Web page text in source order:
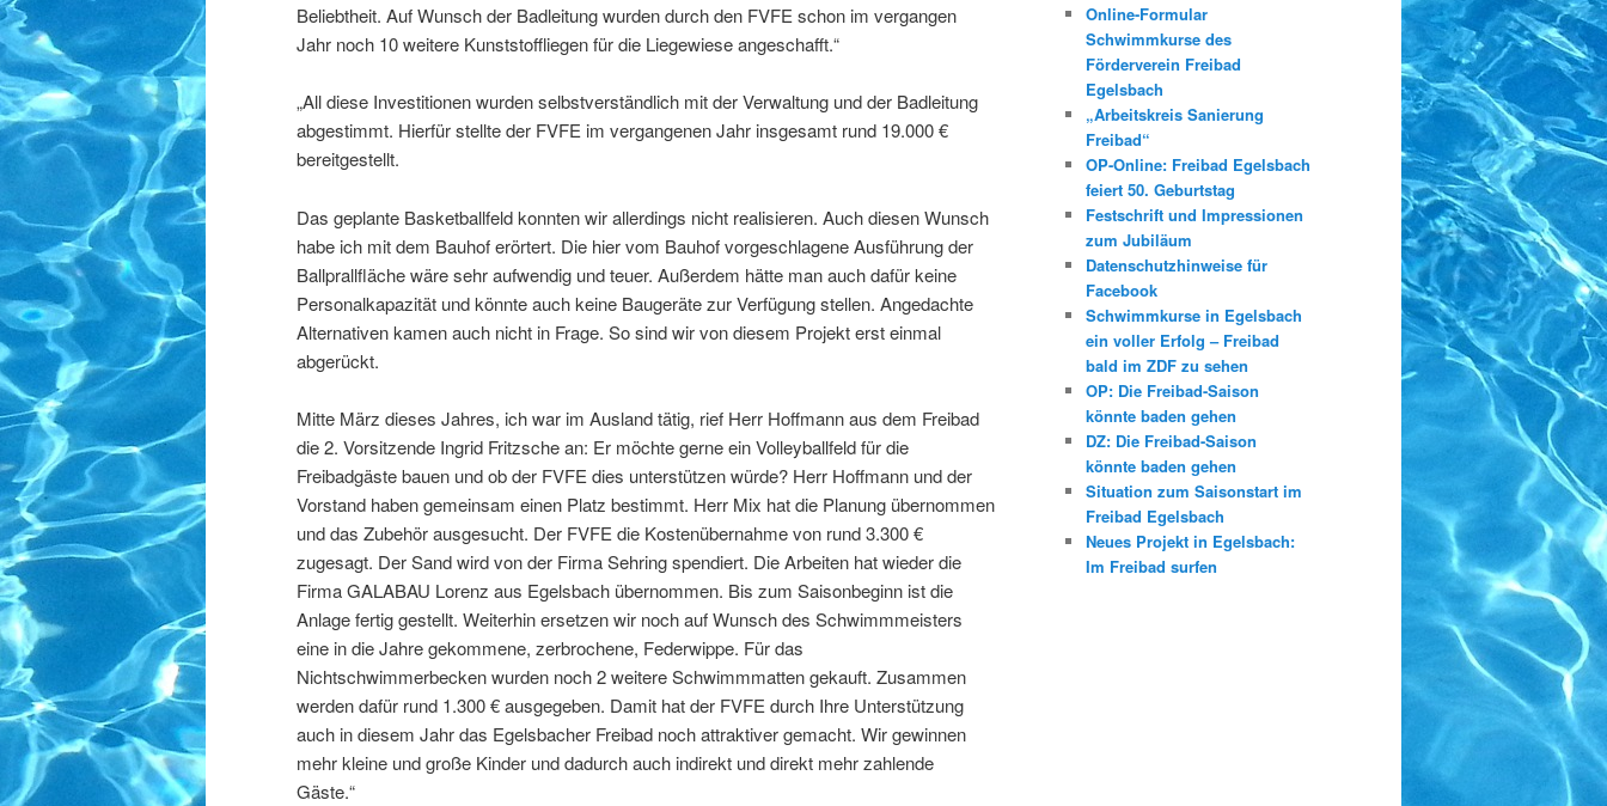
Beliebtheit. Auf Wunsch der Badleitung wurden durch den FVFE schon im vergangen
Jahr noch 10 weitere Kunststoffliegen für die Liegewiese angeschafft.“
„All diese Investitionen wurden selbstverständlich mit der Verwaltung und der Badleitung
abgestimmt. Hierfür stellte der FVFE im vergangenen Jahr insgesamt rund 19.000 €
bereitgestellt.
Das geplante Basketballfeld konnten wir allerdings nicht realisieren. Auch diesen Wunsch
habe ich mit dem Bauhof erörtert. Die hier vom Bauhof vorgeschlagene Ausführung der
Ballprallfläche wäre sehr aufwendig und teuer. Außerdem hätte man auch dafür keine
Personalkapazität und könnte auch keine Baugeräte zur Verfügung stellen. Angedachte
Alternativen kamen auch nicht in Frage. So sind wir von diesem Projekt erst einmal
abgerückt.
Mitte März dieses Jahres, ich war im Ausland tätig, rief Herr Hoffmann aus dem Freibad
die 2. Vorsitzende Ingrid Fritzsche an: Er möchte gerne ein Volleyballfeld für die
Freibadgäste bauen und ob der FVFE dies unterstützen würde? Herr Hoffmann und der
Vorstand haben gemeinsam einen Platz bestimmt. Herr Mix hat die Planung übernommen
und das Zubehör ausgesucht. Der FVFE die Kostenübernahme von rund 3.300 €
zugesagt. Der Sand wird von der Firma Sehring spendiert. Die Arbeiten hat wieder die
Firma GALABAU Lorenz aus Egelsbach übernommen. Bis zum Saisonbeginn ist die
Anlage fertig gestellt. Weiterhin ersetzen wir noch auf Wunsch des Schwimmmeisters
eine in die Jahre gekommene, zerbrochene, Federwippe. Für das
Nichtschwimmerbecken wurden noch 2 weitere Schwimmmatten gekauft. Zusammen
werden dafür rund 1.300 € ausgegeben. Damit hat der FVFE durch Ihre Unterstützung
auch in diesem Jahr das Egelsbacher Freibad noch attraktiver gemacht. Wir gewinnen
mehr kleine und große Kinder und dadurch auch indirekt und direkt mehr zahlende
Gäste.“
Online-Formular
Schwimmkurse des
Förderverein Freibad
Egelsbach
„Arbeitskreis Sanierung
Freibad“
OP-Online: Freibad Egelsbach
feiert 50. Geburtstag
Festschrift und Impressionen
zum Jubiläum
Datenschutzhinweise für
Facebook
Schwimmkurse in Egelsbach
ein voller Erfolg – Freibad
bald im ZDF zu sehen
OP: Die Freibad-Saison
könnte baden gehen
DZ: Die Freibad-Saison
könnte baden gehen
Situation zum Saisonstart im
Freibad Egelsbach
Neues Projekt in Egelsbach:
Im Freibad surfen